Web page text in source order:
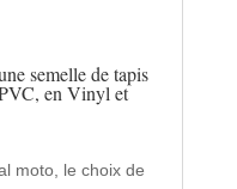
semelle de tapis
en Vinyl et
moto, le choix de